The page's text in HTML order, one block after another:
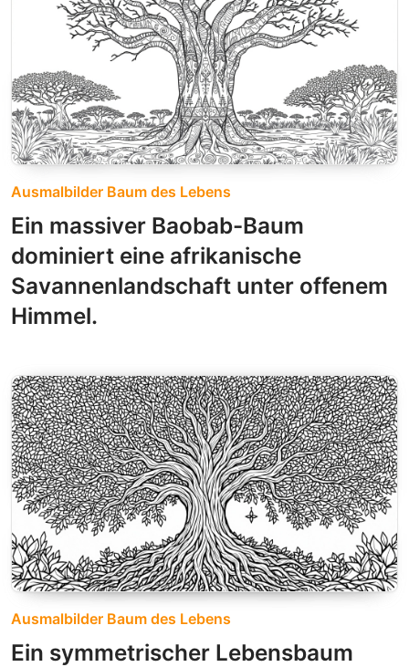
Ausmalbilder Baum des Lebens
Ein massiver Baobab-Baum
dominiert eine afrikanische
Savannenlandschaft unter offenem
Himmel.
Ausmalbilder Baum des Lebens
Ein symmetrischer Lebensbaum